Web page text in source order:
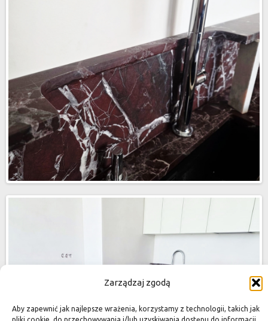
Zarządzaj zgodą
Aby zapewnić jak najlepsze wrażenia, korzystamy z technologii, takich jak